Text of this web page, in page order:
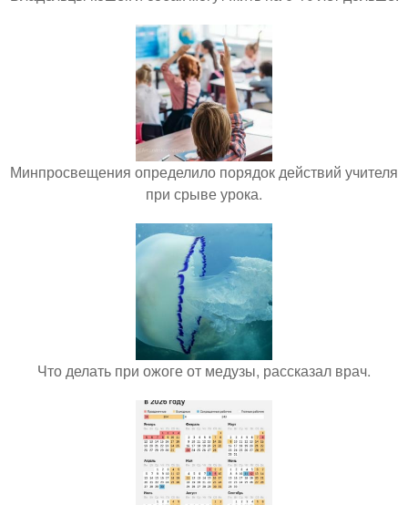
Минпросвещения определило порядок действий учителя
при срыве урока.
Что делать при ожоге от медузы, рассказал врач.